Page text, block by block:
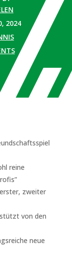
2024
reine
zweiter
von den
neue